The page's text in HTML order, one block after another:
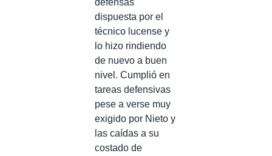
defensas
dispuesta por el
técnico lucense y
lo hizo rindiendo
de nuevo a buen
nivel. Cumplió en
tareas defensivas
pese a verse muy
exigido por Nieto y
las caídas a su
costado de